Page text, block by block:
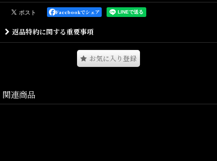
フロントパネルは、定番のLFロゴを立体刺繍。
ライトサイドには、シーズナルデザインのサイドパッチとして、
20TH ANV仕様の特別なエンブレムを採用。
耳や首まわりの防寒にぴったりなドッグイヤータイプで、秋冬コー
ディネートを彩るヘッドギア。
Facebookでシェア
返品特約に関する重要事項
お気に入り登録
関連商品